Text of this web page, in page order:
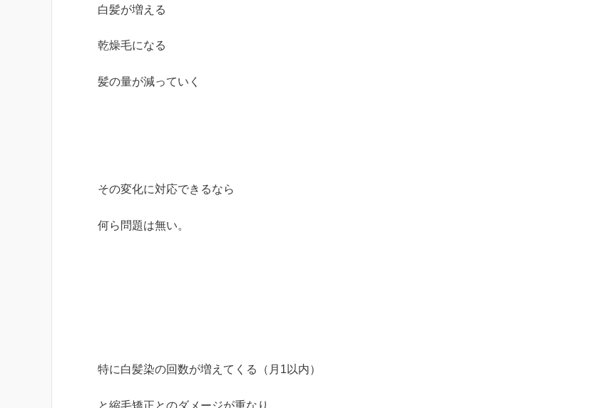
白髪が増える
乾燥毛になる
髪の量が減っていく
その変化に対応できるなら
何ら問題は無い。
特に白髪染の回数が増えてくる（月1以内）
と縮毛矯正とのダメージが重なり